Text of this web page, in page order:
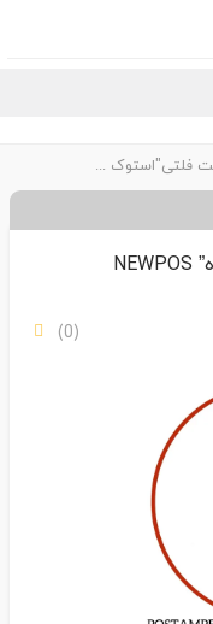
مگنت فلتی"استوک در حد""تست شده” NEWPOS 7210/AMP9000
مگنت فلتی"استوک در حد""تست شده” NEWPOS